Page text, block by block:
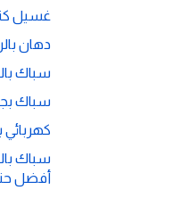
غسيل
دهان
سباك
سباك
كهربائي
سباك
أفضل